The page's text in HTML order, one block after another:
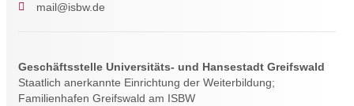
mail@isbw.de
Geschäftsstelle Universitäts- und Hansestadt Greifswald
Staatlich anerkannte Einrichtung der Weiterbildung;
Familienhafen Greifswald am ISBW